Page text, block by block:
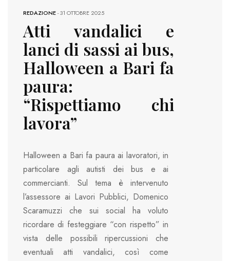
REDAZIONE-31 OTTOBRE 2025
Atti vandalici e
lanci di sassi ai bus,
Halloween a Bari fa
paura:
“Rispettiamo chi
lavora”
Halloween a Bari fa paura ai lavoratori, in
particolare agli autisti dei bus e ai
commercianti. Sul tema è intervenuto
l’assessore ai Lavori Pubblici, Domenico
Scaramuzzi che sui social ha voluto
ricordare di festeggiare “con rispetto” in
vista delle possibili ripercussioni che
eventuali atti vandalici, così come